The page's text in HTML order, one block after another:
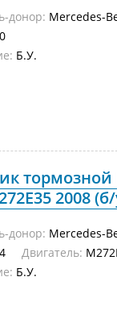
донор: Mercedes-
Б.У.
тормозной
2008
донор: Mercedes-
Двигатель:
Б.У.